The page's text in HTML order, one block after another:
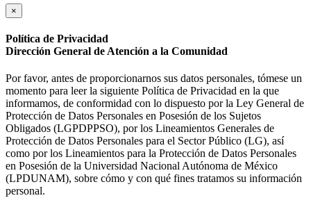
×
Política de Privacidad
Dirección General de Atención a la Comunidad
Por favor, antes de proporcionarnos sus datos personales, tómese un
momento para leer la siguiente Política de Privacidad en la que
informamos, de conformidad con lo dispuesto por la Ley General de
Protección de Datos Personales en Posesión de los Sujetos
Obligados (LGPDPPSO), por los Lineamientos Generales de
Protección de Datos Personales para el Sector Público (LG), así
como por los Lineamientos para la Protección de Datos Personales
en Posesión de la Universidad Nacional Autónoma de México
(LPDUNAM), sobre cómo y con qué fines tratamos su información
personal.